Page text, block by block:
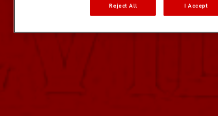
Reject All I Accept